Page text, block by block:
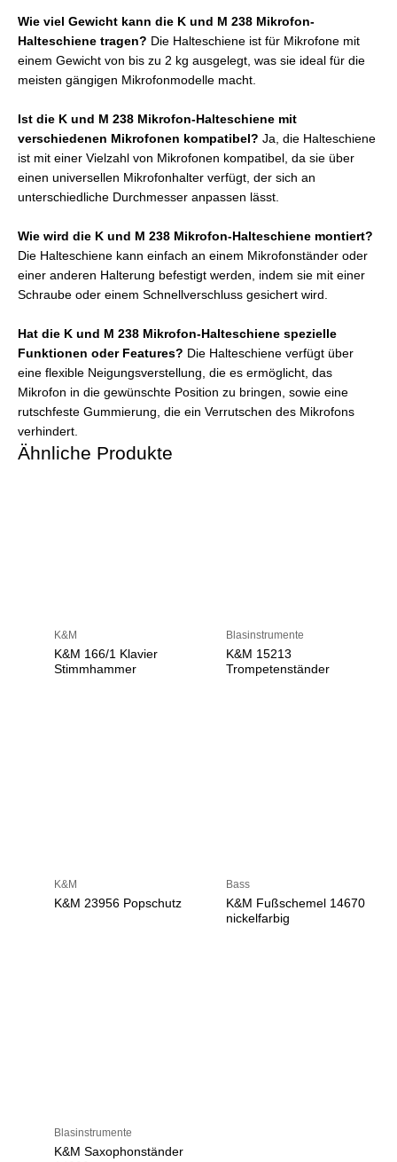
Wie viel Gewicht kann die K und M 238 Mikrofon-
Halteschiene tragen? Die Halteschiene ist für Mikrofone mit
einem Gewicht von bis zu 2 kg ausgelegt, was sie ideal für die
meisten gängigen Mikrofonmodelle macht.
Ist die K und M 238 Mikrofon-Halteschiene mit
verschiedenen Mikrofonen kompatibel? Ja, die Halteschiene
ist mit einer Vielzahl von Mikrofonen kompatibel, da sie über
einen universellen Mikrofonhalter verfügt, der sich an
unterschiedliche Durchmesser anpassen lässt.
Wie wird die K und M 238 Mikrofon-Halteschiene montiert?
Die Halteschiene kann einfach an einem Mikrofonständer oder
einer anderen Halterung befestigt werden, indem sie mit einer
Schraube oder einem Schnellverschluss gesichert wird.
Hat die K und M 238 Mikrofon-Halteschiene spezielle
Funktionen oder Features? Die Halteschiene verfügt über
eine flexible Neigungsverstellung, die es ermöglicht, das
Mikrofon in die gewünschte Position zu bringen, sowie eine
rutschfeste Gummierung, die ein Verrutschen des Mikrofons
verhindert.
Ähnliche Produkte
K&M
K&M 166/1 Klavier
Stimmhammer
Blasinstrumente
K&M 15213
Trompetenständer
K&M
K&M 23956 Popschutz
Bass
K&M Fußschemel 14670
nickelfarbig
Blasinstrumente
K&M Saxophonständer